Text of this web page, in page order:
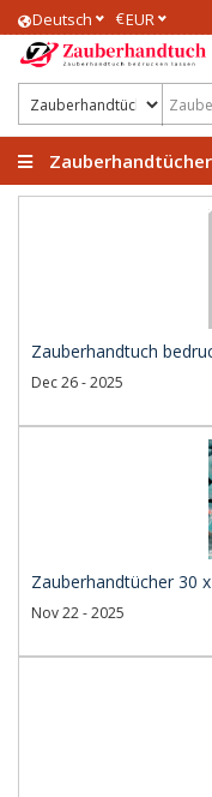
Deutsch €EUR
Zauberhandtücher
Zauberhandtuch
Dec 26 - 2025
Zauberhandtücher 30
Nov 22 - 2025